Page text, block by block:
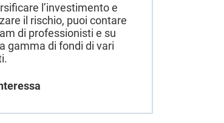
l’investimento e
il rischio, puoi contare
di professionisti e su
gamma di fondi di vari